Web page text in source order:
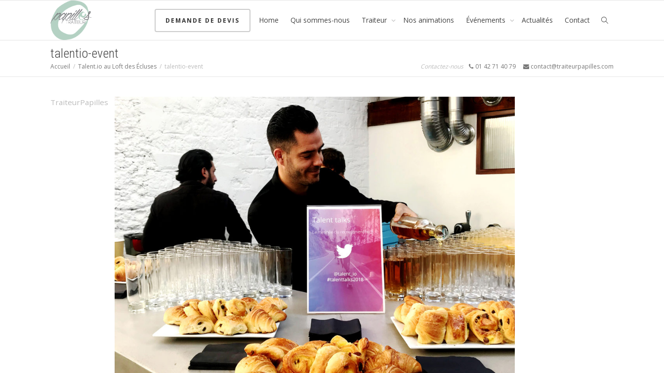
DEMANDE DE DEVIS Home Qui sommes-nous Traiteur Nos animations Événements Actualités Contact
talentio-event
Accueil Talent.io au Loft des Écluses talentio-event Contactez-nous 01 42 71 40 79 contact@traiteurpapilles.com
TraiteurPapilles